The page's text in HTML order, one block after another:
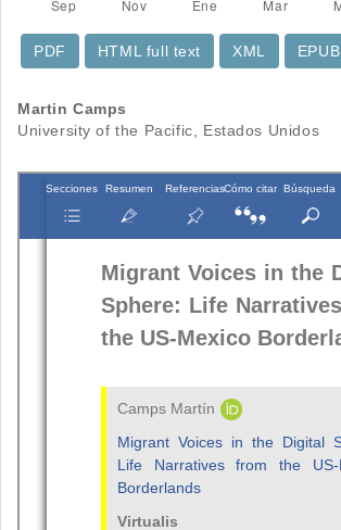
PDF
HTML full text
XML
EPUB
Contenido
principal
del
artículo
Martin Camps
University of the Pacific, Estados Unidos